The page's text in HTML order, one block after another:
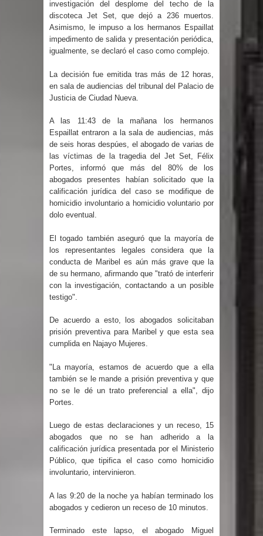
Humala queda en libertad tras la
anulación de condena de 15 años por
lavado
DIGEIG y Liga Municipal Dominicana
impulsan nuevas metas de
transparencia a través SISMAP
municipal
La Fiscalía de Bolivia ordena la
detención del expresidente Evo
Calor extremo para este jueves en
gran parte del territorio nacional
frontera en masa para entrar a
España
TC declara inconstitucional decreto
vigente desde 2006 y exige ley del
Congreso
Presidente LMD Víctor D´Aza
supervisa obra relleno sanitario y se
investigación del desplome del techo de la
discoteca Jet Set, que dejó a 236 muertos.
Asimismo, le impuso a los hermanos Espaillat
impedimento de salida y presentación periódica,
igualmente, se declaró el caso como complejo.
La decisión fue emitida tras más de 12 horas,
en sala de audiencias del tribunal del Palacio de
Justicia de Ciudad Nueva.
A las 11:43 de la mañana los hermanos
Espaillat entraron a la sala de audiencias, más
de seis horas despúes, el abogado de varias de
las víctimas de la tragedia del Jet Set, Félix
Portes, informó que más del 80% de los
abogados presentes habían solicitado que la
calificación jurídica del caso se modifique de
homicidio involuntario a homicidio voluntario por
dolo eventual.
El togado también aseguró que la mayoría de
los representantes legales considera que la
conducta de Maribel es aún más grave que la
de su hermano, afirmando que "trató de interferir
con la investigación, contactando a un posible
testigo".
De acuerdo a esto, los abogados solicitaban
prisión preventiva para Maribel y que esta sea
cumplida en Najayo Mujeres.
"La mayoría, estamos de acuerdo que a ella
también se le mande a prisión preventiva y que
no se le dé un trato preferencial a ella", dijo
Portes.
Luego de estas declaraciones y un receso, 15
abogados que no se han adherido a la
calificación jurídica presentada por el Ministerio
Público, que tipifica el caso como homicidio
involuntario, intervinieron.
A las 9:20 de la noche ya habían terminado los
abogados y cedieron un receso de 10 minutos.
Terminado este lapso, el abogado Miguel